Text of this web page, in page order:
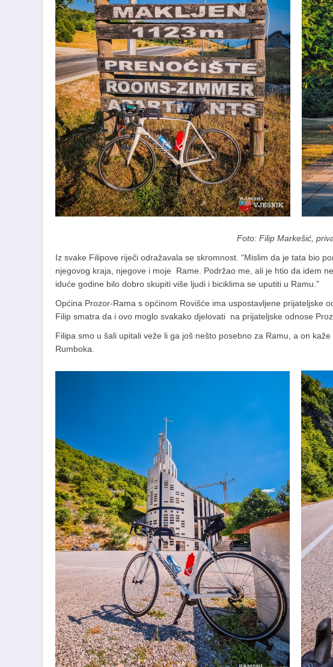
Foto: Filip Markešić,
Iz svake Filipove riječi odražavala se skromnost. “Mislim da je tata bio
njegovog kraja, njegove i moje Rame. Podržao me, ali je htio da idem
iduće godine bilo dobro skupiti više ljudi i biciklima se uputiti u Ramu.”
Općina Prozor-Rama s općinom Rovišće ima uspostavljene prijateljske
Filip smatra da i ovo moglo svakako djelovati na prijateljske odnose
Filipa smo u šali upitali veže li ga još nešto posebno za Ramu, a on
Rumboka.